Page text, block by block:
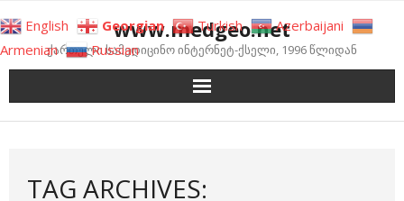
to
content
www.medgeo.net
ქართული სამედიცინო ინტერნეტ-ქსელი, 1996 წლიდან
TAG ARCHIVES:
English Georgian Turkish
Azerbaijani
Armenian
Russian